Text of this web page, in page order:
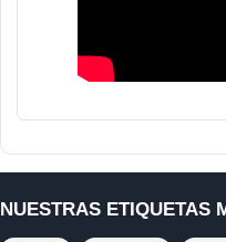
NUESTRAS ETIQUETAS